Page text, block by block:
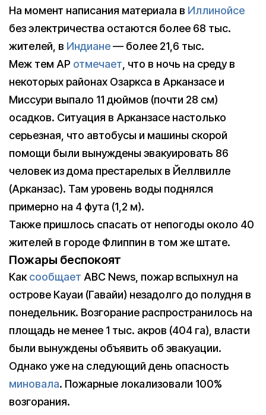
На момент написания материала в Иллинойсе
без электричества остаются более 68 тыс.
жителей, в Индиане— более 21,6 тыс.
Меж тем AP отмечает, что в ночь на среду в
некоторых районах Озаркса в Арканзасе и
Миссури выпало 11 дюймов (почти 28 см)
осадков. Ситуация в Арканзасе настолько
серьезная, что автобусы и машины скорой
помощи были вынуждены эвакуировать 86
человек из дома престарелых в Йеллвилле
(Арканзас). Там уровень воды поднялся
примерно на 4 фута (1,2 м).
Также пришлось спасать от непогоды около 40
жителей в городе Флиппин в том же штате.
Пожары беспокоят
Каксообщает ABC News, пожар вспыхнул на
острове Кауаи (Гавайи) незадолго до полудня в
понедельник. Возгорание распространилось на
площадь не менее 1 тыс. акров (404 га), власти
были вынуждены объявить об эвакуации.
Однако уже на следующий день опасность
миновала. Пожарные локализовали 100%
возгорания.